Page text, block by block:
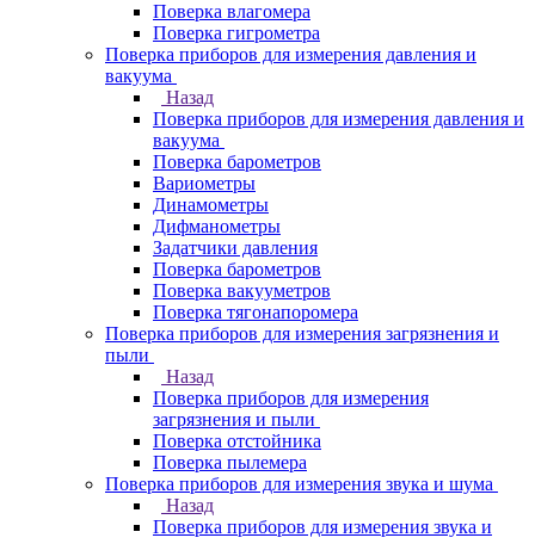
Поверка влагомера
Поверка гигрометра
Поверка приборов для измерения давления и
вакуума
Назад
Поверка приборов для измерения давления и
вакуума
Поверка барометров
Вариометры
Динамометры
Дифманометры
Задатчики давления
Поверка барометров
Поверка вакууметров
Поверка тягонапоромера
Поверка приборов для измерения загрязнения и
пыли
Назад
Поверка приборов для измерения
загрязнения и пыли
Поверка отстойника
Поверка пылемера
Поверка приборов для измерения звука и шума
Назад
Поверка приборов для измерения звука и